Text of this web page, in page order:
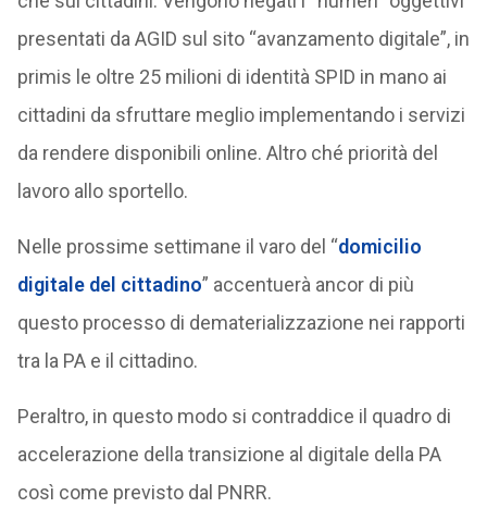
presentati da AGID sul sito “avanzamento digitale”, in
primis le oltre 25 milioni di identità SPID in mano ai
cittadini da sfruttare meglio implementando i servizi
da rendere disponibili online. Altro ché priorità del
lavoro allo sportello.
Nelle prossime settimane il varo del “domicilio
digitale del cittadino” accentuerà ancor di più
questo processo di dematerializzazione nei rapporti
tra la PA e il cittadino.
Peraltro, in questo modo si contraddice il quadro di
accelerazione della transizione al digitale della PA
così come previsto dal PNRR.